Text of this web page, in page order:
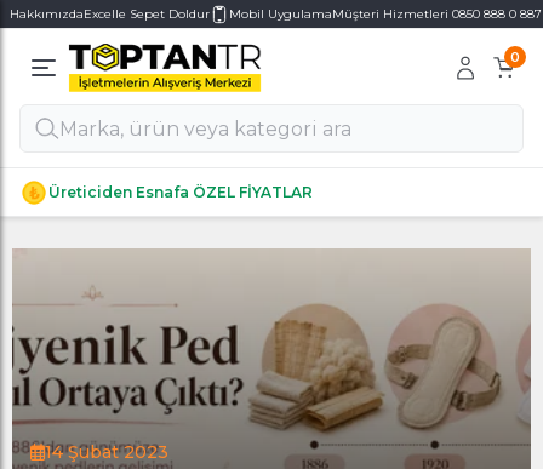
HakkımızdaExcelle Sepet Doldur Mobil UygulamaMüşteri Hizmetleri 0850 888 0 887
0
Üreticiden Esnafa ÖZEL FİYATLAR
Alt Kategoriler
Alt Kategoriler
14 Şubat 2023